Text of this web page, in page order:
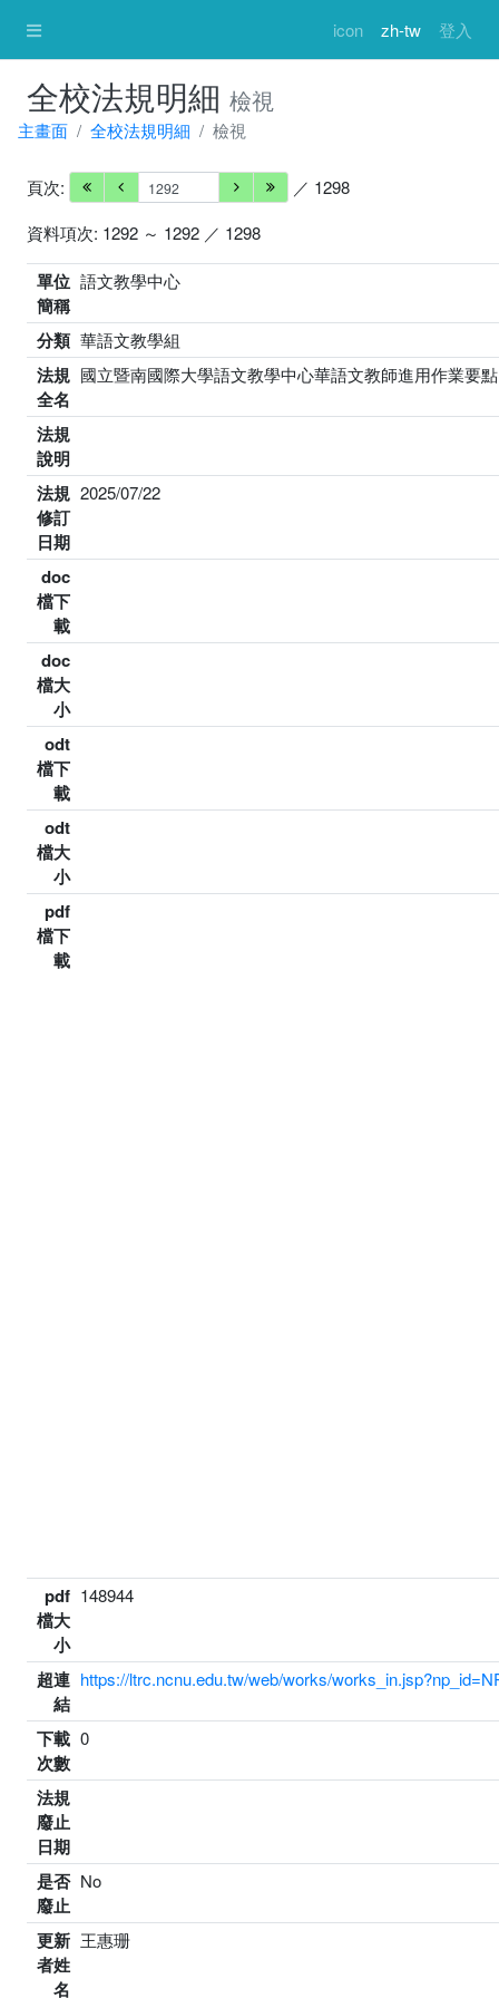
icon zh-tw 登入
全校法規明細 檢視
主畫面 全校法規明細 檢視
頁次:
／ 1298
資料項次: 1292 ～ 1292 ／ 1298
單位
簡稱
語文教學中心
分類 華語文教學組
法規
全名
國立暨南國際大學語文教學中心華語文教師進用作業要點
法規
說明
法規
修訂
日期
2025/07/22
doc
檔下
載
doc
檔大
小
odt
檔下
載
odt
檔大
小
pdf
檔下
載
pdf
檔大
小
148944
超連
結
https://ltrc.ncnu.edu.tw/web/works/
下載
次數
0
法規
廢止
日期
是否
廢止
No
更新
者姓
名
王惠珊